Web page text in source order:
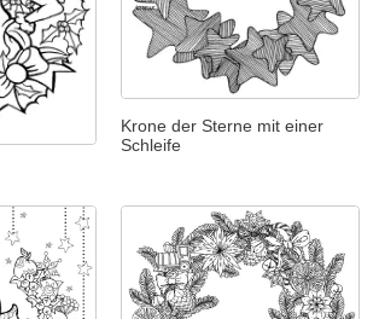
Krone der Sterne mit einer
Schleife